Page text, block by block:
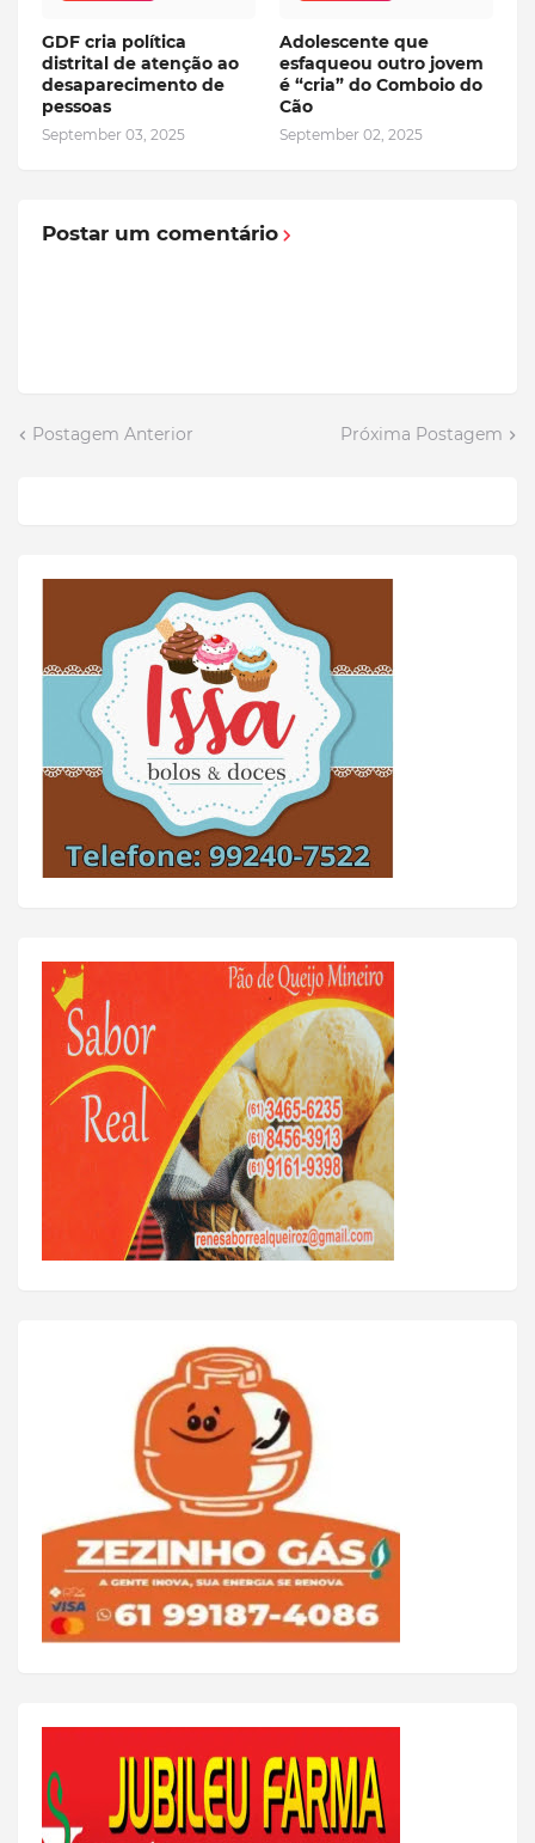
GDF cria política
distrital de atenção ao
desaparecimento de
pessoas
September 03, 2025
Adolescente que
esfaqueou outro jovem
é “cria” do Comboio do
Cão
September 02, 2025
Postar um comentário
Postagem Anterior Próxima Postagem